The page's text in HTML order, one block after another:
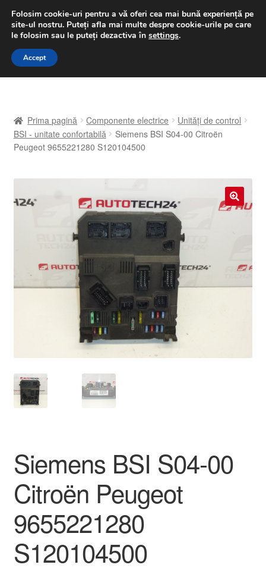
LIVRARE de la 33 lei
luni-vineri 9 a.m. - 4 p.m.031 229 6816
Sari
Sari
A lua legatura
Finalizare comandă
Livrare
Livrare în toată lumea
Plățile
Termeni si conditii
Prima pagină Componente electrice
Unități de control
BSI - unitate confortabilă
Siemens BSI S04-00 Citroën
Peugeot 9655221280 S120104500
🔍
Siemens BSI S04-00
Citroën Peugeot
9655221280
S120104500
Folosim cookie-uri pentru a vă oferi cea mai bună experiență pe
site-ul nostru. Puteți afla mai multe despre cookie-urile pe care
le folosim sau le puteți dezactiva în settings.
Accept